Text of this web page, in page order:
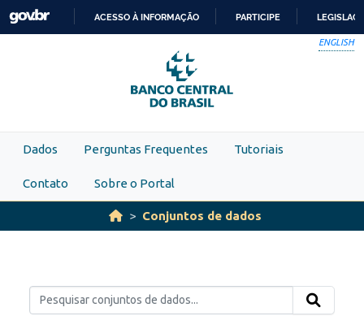
Skip to main content
PARA
O
CONTEÚDO
ACESSO À INFORMAÇÃO PARTICIPE
ENGLISH
Dados Perguntas Frequentes Tutoriais
Contato Sobre o Portal
Conjuntos de dados